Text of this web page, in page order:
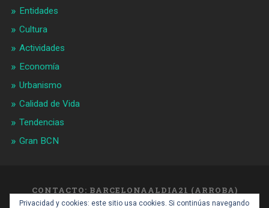
Entidades
Cultura
Actividades
Economía
Urbanismo
Calidad de Vida
Tendencias
Gran BCN
CONTACTO: BARCELONAALDIA21 (ARROBA)
GMAIL.COM
Privacidad y cookies: este sitio usa cookies. Si continúas navegando